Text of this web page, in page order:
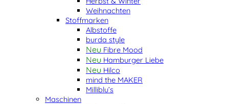
Weihnachten
Stoffmarken
Albstoffe
burda style
Fibre Mood
Hamburger Liebe
Hilco
mind the MAKER
Milliblu’s
Maschinen